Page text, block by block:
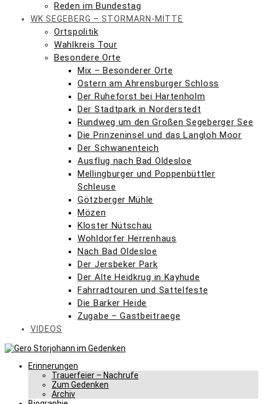
Reden im Bundestag
WK SEGEBERG – STORMARN-MITTE
Ortspolitik
Wahlkreis Tour
Besondere Orte
Mix – Besonderer Orte
Ostern am Ahrensburger Schloss
Der Ruheforst bei Hartenholm
Der Stadtpark in Norderstedt
Rundweg um den Großen Segeberger See
Die Prinzeninsel und das Langloh Moor
Der Schwanenteich
Ausflug nach Bad Oldesloe
Mellingburger und Poppenbüttler
Schleuse
Götzberger Mühle
Mözen
Kloster Nütschau
Wohldorfer Herrenhaus
Nach Bad Oldesloe
Der Jersbeker Park
Der Alte Heidkrug in Kayhude
Fahrradtouren und Sattelfeste
Die Barker Heide
Zugabe – Gastbeitraege
VIDEOS
Erinnerungen
Trauerfeier – Nachrufe
Zum Gedenken
Archiv